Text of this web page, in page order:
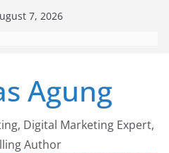
7, 2026
Agung
Digital Marketing Expert,
Author